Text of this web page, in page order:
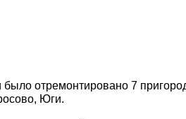
отремонтировано 7
Юги.